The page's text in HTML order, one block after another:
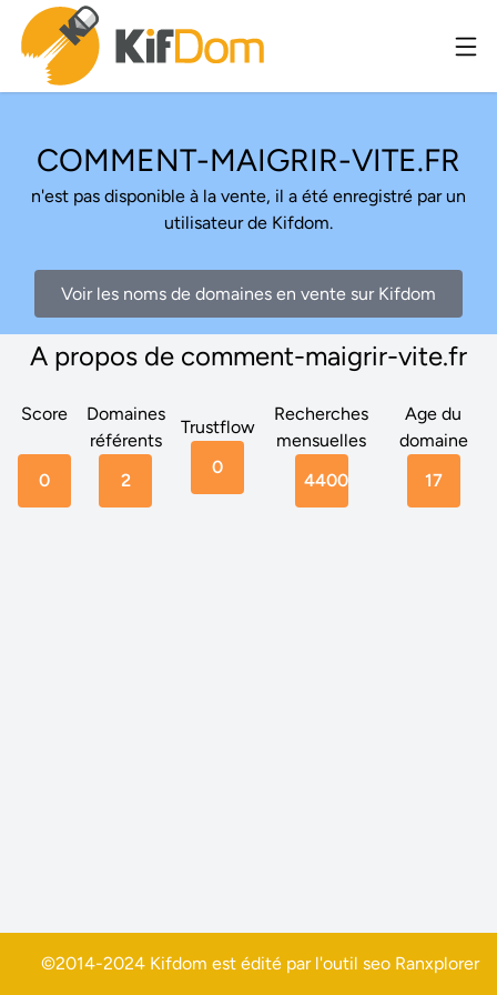
COMMENT-MAIGRIR-VITE.FR
n'est pas disponible à la vente, il a été enregistré par un
utilisateur de Kifdom.
Voir les noms de domaines en vente sur Kifdom
A propos de comment-maigrir-vite.fr
Score
0
Domaines
référents
2
Trustflow
0
Recherches
mensuelles
4400
Age du
domaine
17
©2014-2024 Kifdom est édité par l'outil seo Ranxplorer